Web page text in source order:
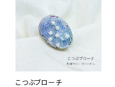
こつぶブローチ